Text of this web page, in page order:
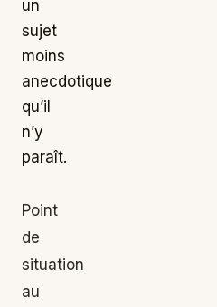
un
sujet
moins
anecdotique
qu’il
n’y
paraît.
Point
de
situation
au